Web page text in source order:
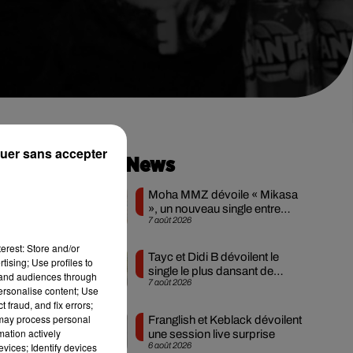
Hip-Hop News
7 août 2026
Moha MMZ dévoile « Mikasa
», un nouveau single entre
amour et...
7 août 2026
Tayc et Didi B dévoilent le
single le plus dansant de
l’année
6 août 2026
Franglish et Keblack dévoilent
une session live surprise
Store and/or
Use profiles to
audiences through
content; Use
fraud, and fix errors;
process personal
actively
Identify devices
sans accepter